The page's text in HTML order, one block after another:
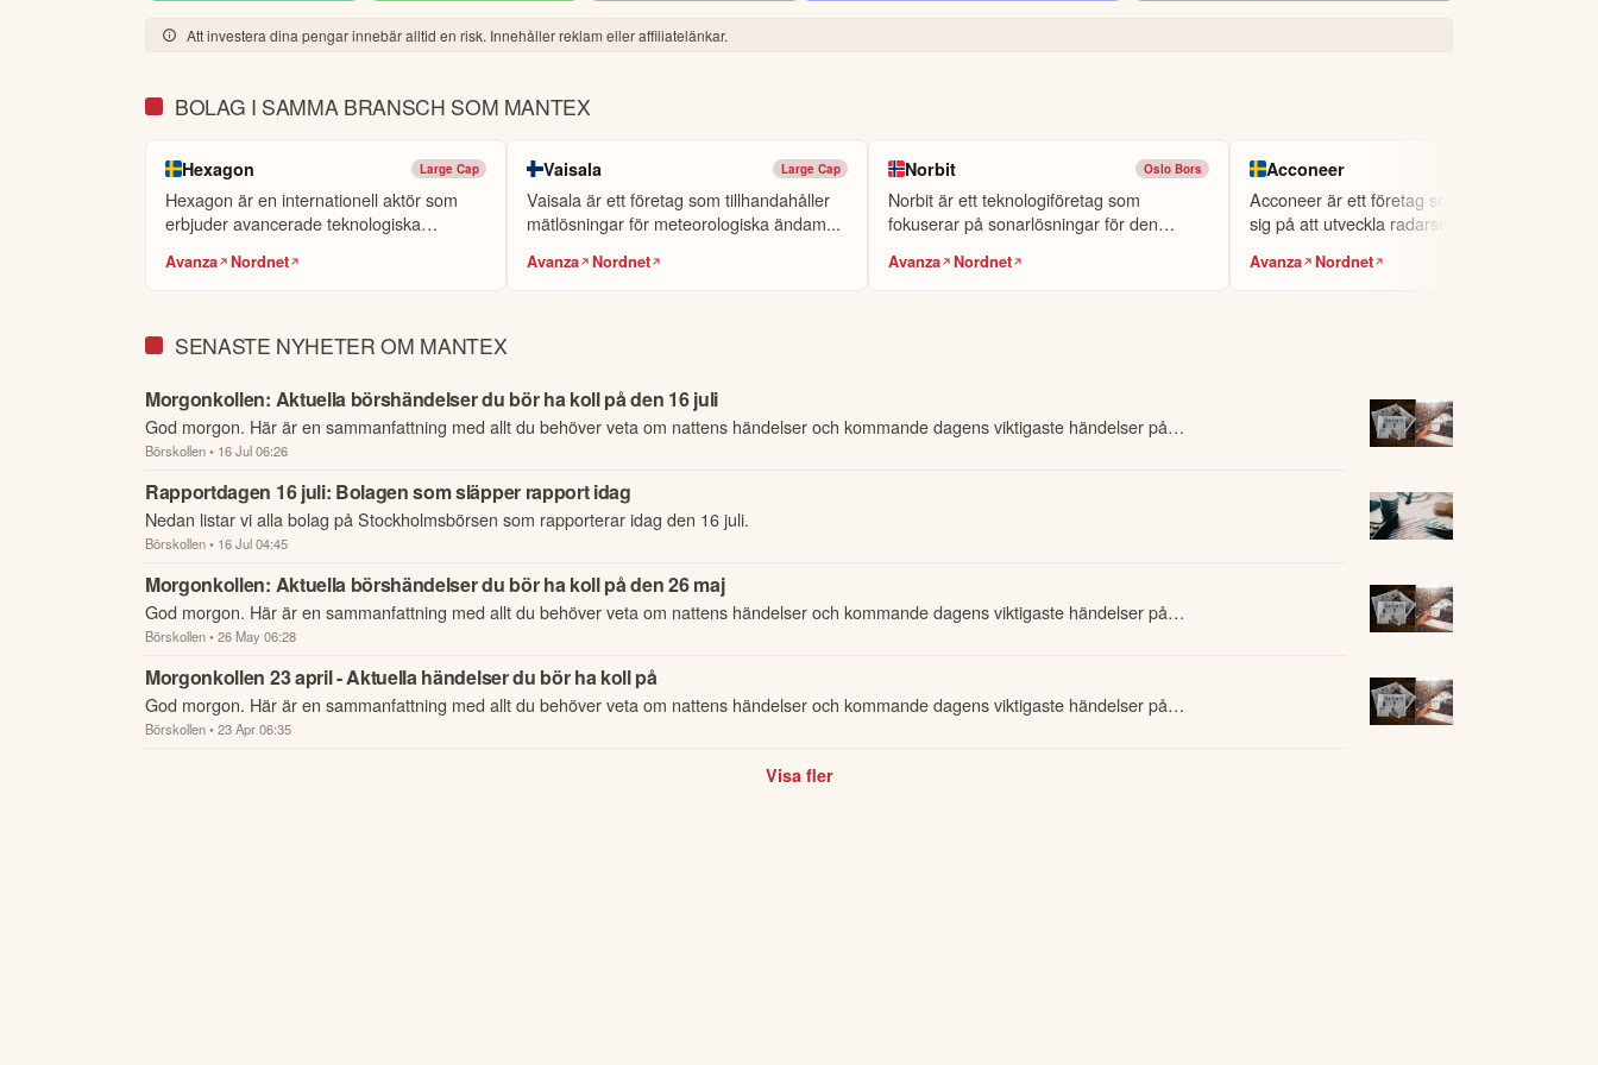
Att investera dina pengar innebär alltid en risk. Innehåller reklam eller affiliatelänkar.
BOLAG I SAMMA BRANSCH SOM MANTEX
Hexagon Large Cap
Hexagon är en internationell aktör som
erbjuder avancerade teknologiska
Avanza Nordnet
Vaisala Large Cap
Vaisala är ett företag som tillhandahåller
mätlösningar för meteorologiska ändam...
Avanza Nordnet
Norbit Oslo Bors
Norbit är ett teknologiföretag som
fokuserar på sonarlösningar för den
Avanza Nordnet
Acconeer
Acconeer är ett företag som specialiserar
sig på att utveckla radarsensorer.
Avanza Nordnet
SENASTE NYHETER OM MANTEX
Morgonkollen: Aktuella börshändelser du bör ha koll på den 16 juli
God morgon. Här är en sammanfattning med allt du behöver veta om nattens händelser och kommande dagens viktigaste händelser på
börsen.
Börskollen• 16 Jul 06:26
Rapportdagen 16 juli: Bolagen som släpper rapport idag
Nedan listar vi alla bolag på Stockholmsbörsen som rapporterar idag den 16 juli.
Börskollen• 16 Jul 04:45
Morgonkollen: Aktuella börshändelser du bör ha koll på den 26 maj
God morgon. Här är en sammanfattning med allt du behöver veta om nattens händelser och kommande dagens viktigaste händelser på
börsen.
Börskollen• 26 May 06:28
Morgonkollen 23 april - Aktuella händelser du bör ha koll på
God morgon. Här är en sammanfattning med allt du behöver veta om nattens händelser och kommande dagens viktigaste händelser på
börsen.
Börskollen• 23 Apr 06:35
Visa fler